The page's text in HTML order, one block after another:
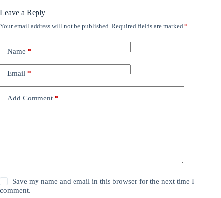
Leave a Reply
Your email address will not be published. Required fields are marked *
Name*
Email*
Add Comment *
Save my name and email in this browser for the next time I
comment.